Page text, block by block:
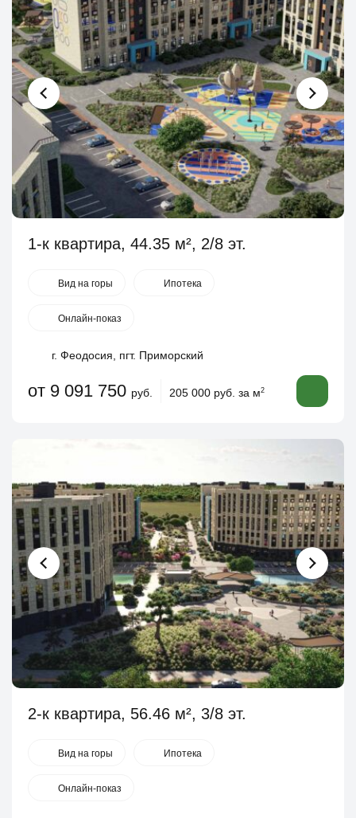
1-к квартира, 44.35 м², 2/8 эт.
Вид на горы Ипотека
Онлайн-показ
г. Феодосия, пгт. Приморский
от 9 091 750 руб. 205 000 руб. за м2
2-к квартира, 56.46 м², 3/8 эт.
Вид на горы Ипотека
Онлайн-показ